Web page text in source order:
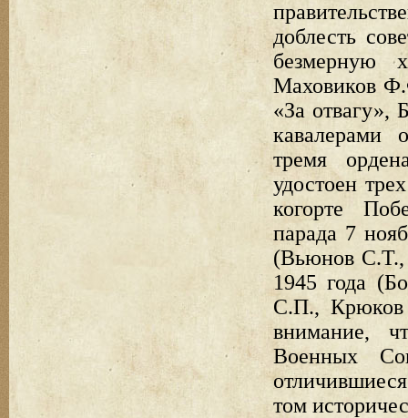
доблесть
безмерную
Маховиков
«За
кавалерами
тремя
удостоен
когорте
парада 7
(Вьюнов
1945 года
С.П., Крюков
внимание,
Военных
том